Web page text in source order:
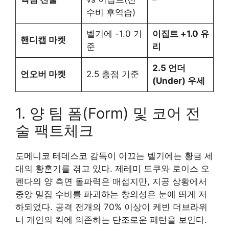
수비 후역습)
핸디캡 마켓
벨기에 -1.0 기
준
이집트 +1.0 유
리
언오버 마켓 2.5 총점 기준
2.5 언더
(Under) 우세
1. 양 팀 폼(Form) 및 코어 전
술 팩트체크
도메니코 테데스코 감독이 이끄는 벨기에는 황금 세
대의 황혼기를 겪고 있다. 제레미 도쿠와 로이스 오
펜다의 양 측면 돌파력은 매섭지만, 지공 상황에서
중앙 밀집 수비를 파괴하는 창의성은 눈에 띄게 저
하되었다. 공격 전개의 70% 이상이 케빈 더브라위
너 개인의 킥에 의존하는 단조로운 패턴을 보인다.